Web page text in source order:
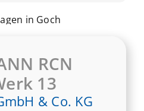
RCN
13
& Co. KG